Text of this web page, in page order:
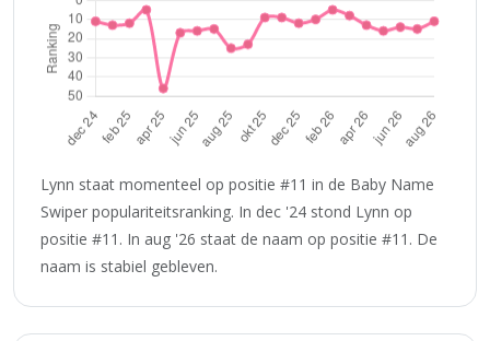
Lynn staat momenteel op positie #11 in de Baby Name
Swiper populariteitsranking. In dec '24 stond Lynn op
positie #11. In aug '26 staat de naam op positie #11. De
naam is stabiel gebleven.